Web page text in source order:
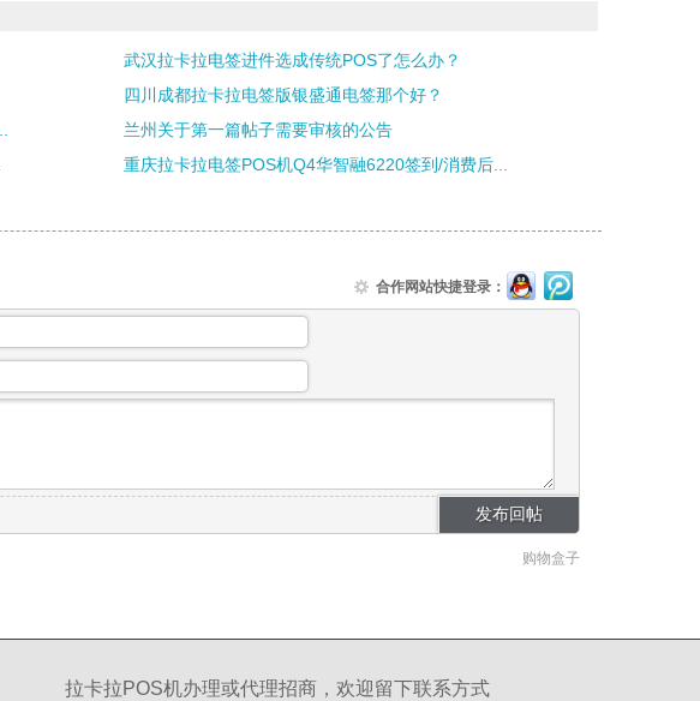
武汉拉卡拉电签进件选成传统POS了怎么办？
四川成都拉卡拉电签版银盛通电签那个好？
兰州关于第一篇帖子需要审核的公告
重庆拉卡拉电签POS机Q4华智融6220签到/消费后...
合作网站快捷登录：
购物盒子
拉卡拉POS机办理或代理招商，欢迎留下联系方式